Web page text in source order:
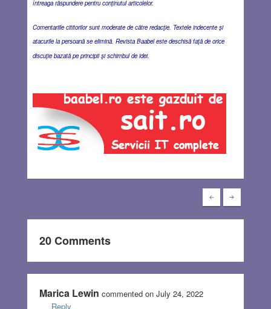
întreaga răspundere pentru conţinutul articolelor.
Comentariile cititorilor sunt moderate de către redacţie. Textele indecente şi
atacurile la persoană se elimină. Revista Baabel este deschisă faţă de orice
discuţie bazată pe principii şi schimbul de idei.
20 Comments
Marica Lewin commented on July 24, 2022
Reply